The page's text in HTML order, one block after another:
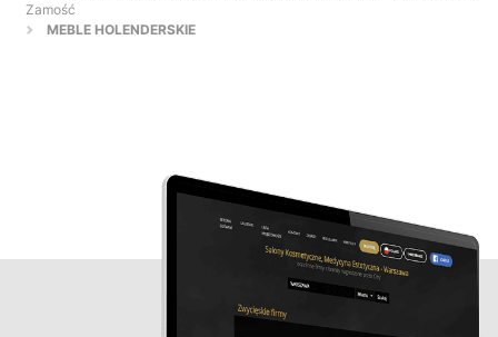
Zamość
MEBLE HOLENDERSKIE